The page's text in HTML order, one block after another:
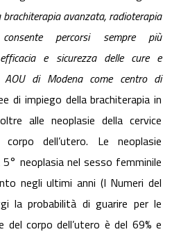
brachiterapia avanzata, radioterapia
percorsi sempre più
e sicurezza delle cure e
di Modena come centro di
di impiego della brachiterapia in
alle neoplasie della cervice
dell’utero. Le neoplasie
neoplasia nel sesso femminile
negli ultimi anni (I Numeri del
la probabilità di guarire per le
corpo dell’utero è del 69% e